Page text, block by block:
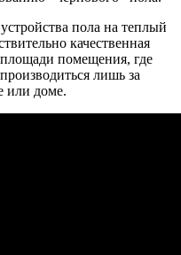
устройства пола на теплый
качественная
помещения, где
лишь за
или доме.